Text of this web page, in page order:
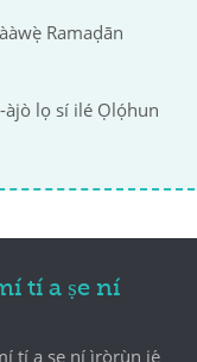
Ramaḍān
àjò lọ sí ilé Ọlọ́hun
tí a ṣe ní
tí a ṣe ní ìrọ̀rùn jẹ́